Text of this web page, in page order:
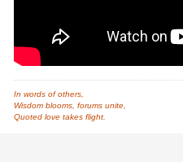
In words of others,
Wisdom blooms, forums unite,
Quoted love takes flight.